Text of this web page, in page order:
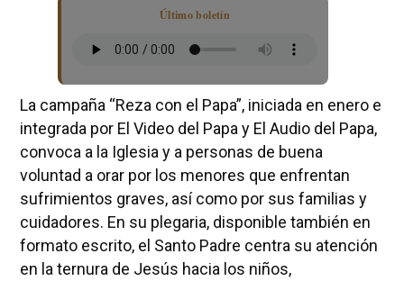
Último boletín
La campaña “Reza con el Papa”, iniciada en enero e
integrada por El Video del Papa y El Audio del Papa,
convoca a la Iglesia y a personas de buena
voluntad a orar por los menores que enfrentan
sufrimientos graves, así como por sus familias y
cuidadores. En su plegaria, disponible también en
formato escrito, el Santo Padre centra su atención
en la ternura de Jesús hacia los niños,